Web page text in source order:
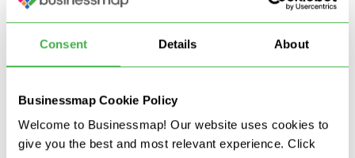
Consent Details About
Businessmap Cookie Policy
Welcome to Businessmap! Our website uses cookies to
give you the best and most relevant experience. Click